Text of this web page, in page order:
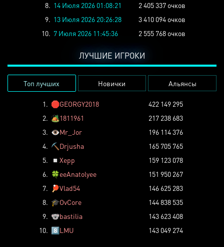
8. 14 Июля 2026 01:08:21
2 405 337 очков
9. 13 Июля 2026 20:26:28
3 410 094 очков
10. 7 Июля 2026 11:45:36 2 555 768 очков
ЛУЧШИЕ ИГРОКИ
Топ лучших Новички Альянсы
1. 🛑GEORGY2018
422 149 295
2. 🏕️1811961
217 238 683
3. 👁️Mr_Jor
196 114 376
4. ⛏️ Drjusha
165 705 765
5.
◽ Xepp
159 123 078
6. 🍀eeAnatolyee
151 950 267
7.
🏓Vlad54
146 625 283
8. 🎓OvCore
144 838 535
9. 🐨bastilia
143 623 408
10. 8️⃣LMU 143 049 274